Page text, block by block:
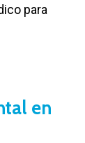
para
en